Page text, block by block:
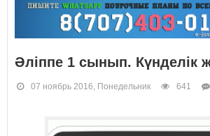
Әліппе 1 сынып. Күнделік
07 ноябрь 2016, Понедельник 641